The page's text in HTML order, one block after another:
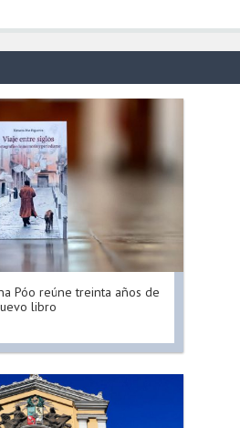
Póo reúne treinta años de
libro